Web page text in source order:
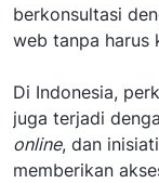
berkonsultasi
web tanpa harus
Di Indonesia,
juga terjadi
online, dan
memberikan